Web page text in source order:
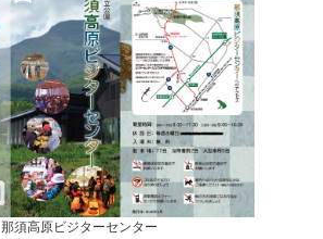
那須高原ビジターセンター